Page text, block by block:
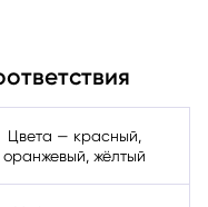
Цвета — красный,
оранжевый, жёлтый